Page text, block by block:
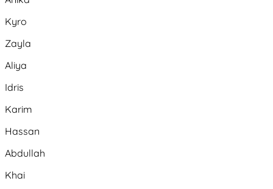
Kyro
Zayla
Aliya
Idris
Karim
Hassan
Abdullah
Khai